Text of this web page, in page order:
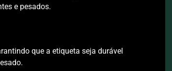
e pesados.
que a etiqueta seja durável